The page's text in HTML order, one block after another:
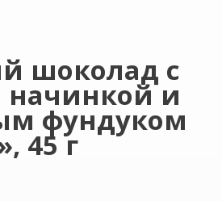
шоколад с
начинкой и
фундуком
45 г